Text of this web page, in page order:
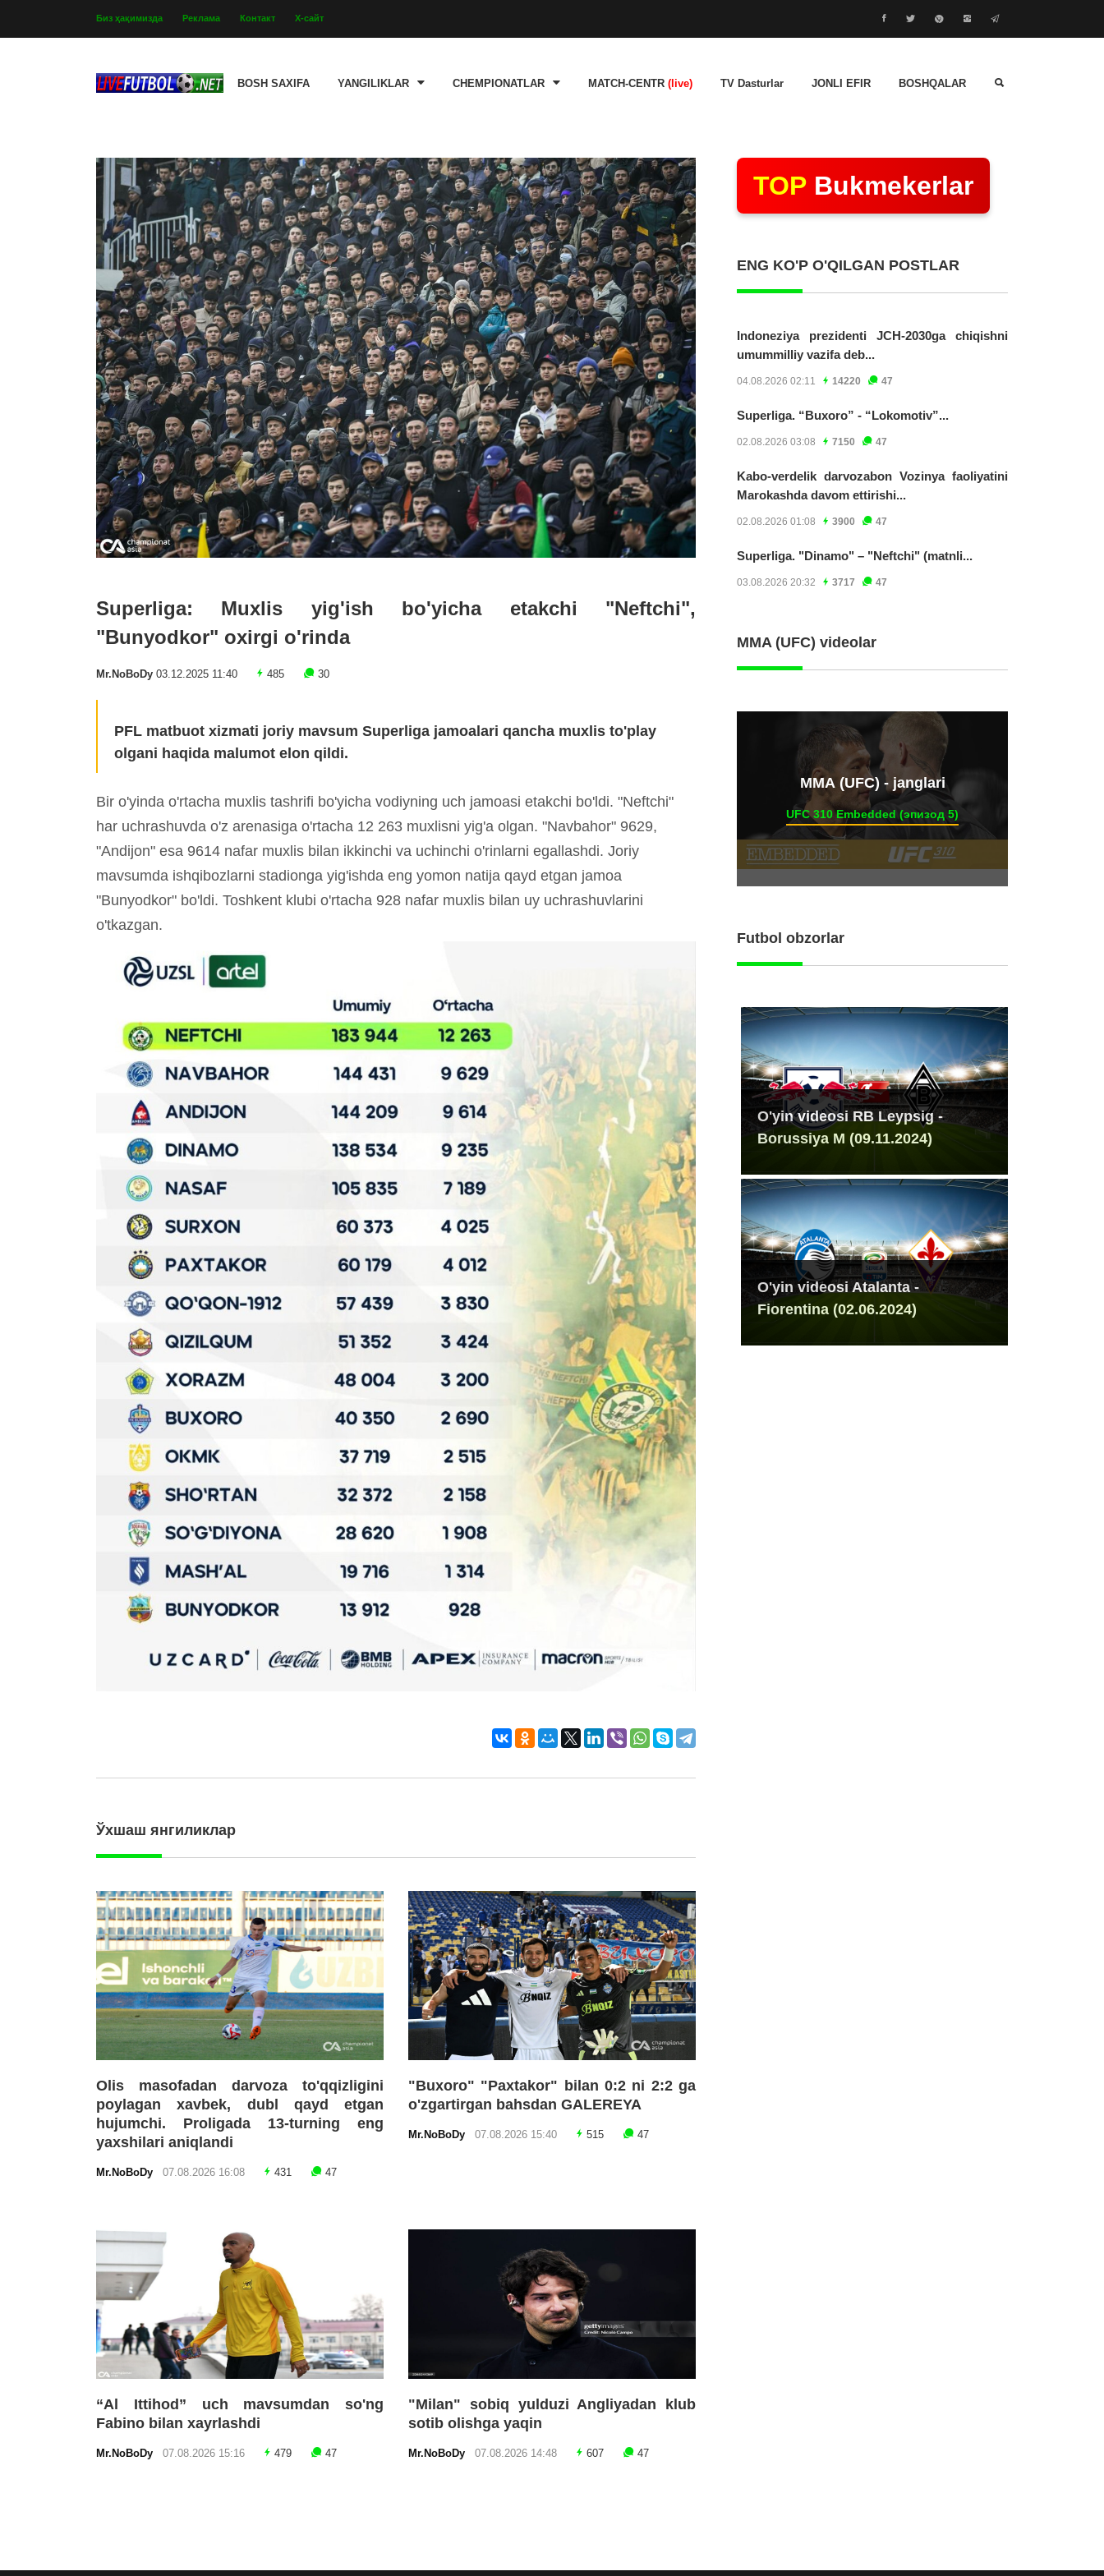
Биз ҳақимизда Реклама Контакт Х-сайт
BOSH SAXIFA YANGILIKLAR CHEMPIONATLAR MATCH-CENTR (live) TV Dasturlar JONLI EFIR BOSHQALAR
Superliga: Muxlis yig'ish bo'yicha etakchi "Neftchi",
"Bunyodkor" oxirgi o'rinda
Mr.NoBoDy 03.12.2025 11:40 485 30
PFL matbuot xizmati joriy mavsum Superliga jamoalari qancha muxlis to'play
olgani haqida malumot elon qildi.
Bir o'yinda o'rtacha muxlis tashrifi bo'yicha vodiyning uch jamoasi etakchi bo'ldi. "Neftchi"
har uchrashuvda o'z arenasiga o'rtacha 12 263 muxlisni yig'a olgan. "Navbahor" 9629,
"Andijon" esa 9614 nafar muxlis bilan ikkinchi va uchinchi o'rinlarni egallashdi. Joriy
mavsumda ishqibozlarni stadionga yig'ishda eng yomon natija qayd etgan jamoa
"Bunyodkor" bo'ldi. Toshkent klubi o'rtacha 928 nafar muxlis bilan uy uchrashuvlarini
o'tkazgan.
Ўхшаш янгиликлар
Olis masofadan darvoza to'qqizligini
poylagan xavbek, dubl qayd etgan
hujumchi. Proligada 13-turning eng
yaxshilari aniqlandi
Mr.NoBoDy 07.08.2026 16:08 431 47
"Buxoro" "Paxtakor" bilan 0:2 ni 2:2 ga
o'zgartirgan bahsdan GALEREYA
Mr.NoBoDy 07.08.2026 15:40 515 47
“Al Ittihod” uch mavsumdan so'ng
Fabino bilan xayrlashdi
Mr.NoBoDy 07.08.2026 15:16 479 47
"Milan" sobiq yulduzi Angliyadan klub
sotib olishga yaqin
Mr.NoBoDy 07.08.2026 14:48 607 47
TOP Bukmekerlar
ENG KO'P O'QILGAN POSTLAR
Indoneziya prezidenti JCH-2030ga chiqishni
umummilliy vazifa deb...
04.08.2026 02:11 14220 47
Superliga. “Buxoro” - “Lokomotiv”...
02.08.2026 03:08 7150 47
Kabo-verdelik darvozabon Vozinya faoliyatini
Marokashda davom ettirishi...
02.08.2026 01:08 3900 47
Superliga. "Dinamo" – "Neftchi" (matnli...
03.08.2026 20:32 3717 47
MMA (UFC) videolar
ММА (UFC) - janglari
UFC 310 Embedded (эпизод 5)
Futbol obzorlar
O'yin videosi RB Leypsig -
Borussiya M (09.11.2024)
O'yin videosi Atalanta -
Fiorentina (02.06.2024)